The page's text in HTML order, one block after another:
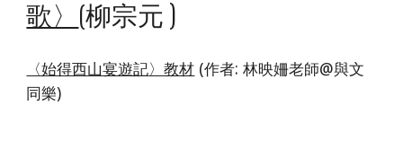
歌〉 (柳宗元)
〈始得西山宴遊記〉教材 (作者: 林映姍老師@與文
同樂)